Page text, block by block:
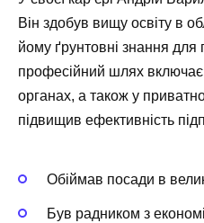
Він здобув вищу освіту в
йому ґрунтовні знання
професійний шлях
органах, а також у
підвищив ефективність
Обіймав посади в
Був радником з